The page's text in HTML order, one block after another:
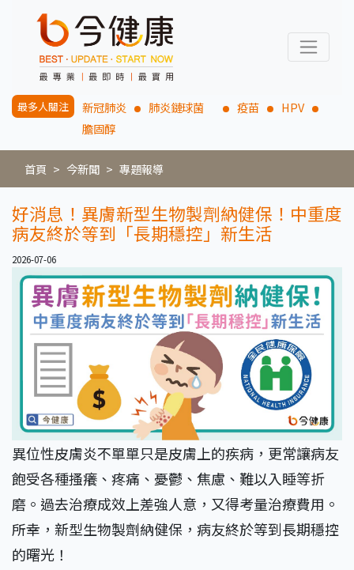
最多人關注 新冠肺炎 肺炎鏈球菌 疫苗
HPV
膽固醇
首頁 今新聞 專題報導
好消息！異膚新型生物製劑納健保！中重度
病友終於等到「長期穩控」新生活
2026-07-06
異位性皮膚炎不單單只是皮膚上的疾病，更常讓病友
飽受各種搔癢、疼痛、憂鬱、焦慮、難以入睡等折
磨。過去治療成效上差強人意，又得考量治療費用。
所幸，新型生物製劑納健保，病友終於等到長期穩控
的曙光！